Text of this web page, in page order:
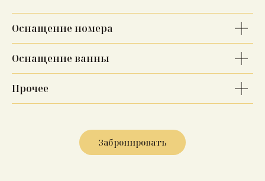
Оснащение номера
Оснащение ванны
Прочее
Забронировать